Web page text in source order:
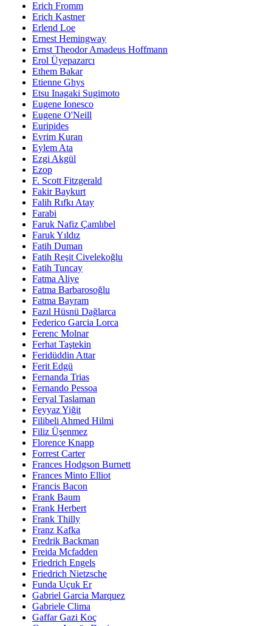
Erich Fromm
Erich Kastner
Erlend Loe
Ernest Hemingway
Ernst Theodor Amadeus Hoffmann
Erol Üyepazarcı
Ethem Bakar
Etienne Ghys
Etsu Inagaki Sugimoto
Eugene Ionesco
Eugene O'Neill
Euripides
Evrim Kuran
Eylem Ata
Ezgi Akgül
Ezop
F. Scott Fitzgerald
Fakir Baykurt
Falih Rıfkı Atay
Farabi
Faruk Nafiz Çamlıbel
Faruk Yıldız
Fatih Duman
Fatih Reşit Civelekoğlu
Fatih Tuncay
Fatma Aliye
Fatma Barbarosoğlu
Fatma Bayram
Fazıl Hüsnü Dağlarca
Federico Garcia Lorca
Ferenc Molnar
Ferhat Taştekin
Feridüddin Attar
Ferit Edgü
Fernanda Trias
Fernando Pessoa
Feryal Taslaman
Feyyaz Yiğit
Filibeli Ahmed Hilmi
Filiz Üşenmez
Florence Knapp
Forrest Carter
Frances Hodgson Burnett
Frances Minto Elliot
Francis Bacon
Frank Baum
Frank Herbert
Frank Thilly
Franz Kafka
Fredrik Backman
Freida Mcfadden
Friedrich Engels
Friedrich Nietzsche
Funda Uçuk Er
Gabriel Garcia Marquez
Gabriele Clima
Gaffar Gazi Koç